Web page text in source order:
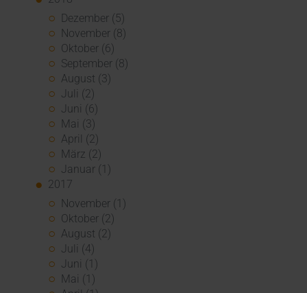
Dezember (5)
November (8)
Oktober (6)
September (8)
August (3)
Juli (2)
Juni (6)
Mai (3)
April (2)
März (2)
Januar (1)
2017
November (1)
Oktober (2)
August (2)
Juli (4)
Juni (1)
Mai (1)